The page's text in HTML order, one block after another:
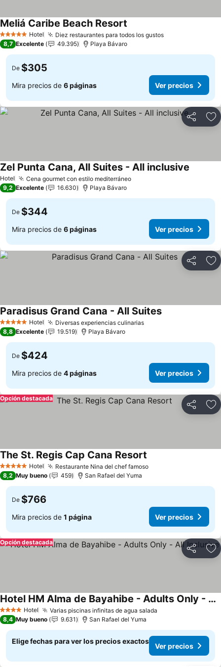
5 Estrellas Hotel Diez restaurantes para todos los gustos
Meliá Caribe Beach Resort
8,7 Excelente 49.395 Playa Bávaro
De $305
Mira precios de 6 páginas Ver precios
Compartir
Hotel Cena gourmet con estilo mediterráneo
Zel Punta Cana, All Suites - All inclusive
9,2 Excelente 16.630 Playa Bávaro
De $344
Mira precios de 6 páginas Ver precios
Compartir
5 Estrellas Hotel Diversas experiencias culinarias
Paradisus Grand Cana - All Suites
8,8 Excelente 19.519 Playa Bávaro
De $424
Mira precios de 4 páginas Ver precios
Compartir
Opción destacada
5 Estrellas Hotel Restaurante Nina del chef famoso
The St. Regis Cap Cana Resort
8,2 Muy bueno 459 San Rafael del Yuma
De $766
Mira precios de 1 página Ver precios
Compartir
Opción destacada
4 EstrellasHotel Varias piscinas infinitas de agua salada
Hotel HM Alma de Bayahibe - Adults Only - All Inclusive
8,4 Muy bueno 9.631 San Rafael del Yuma
Elige fechas para ver los precios exactos
Ver precios